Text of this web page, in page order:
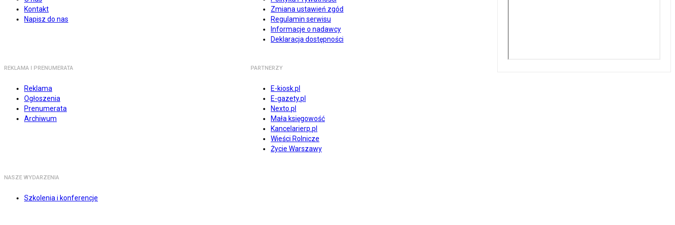
Kontakt
Napisz do nas
Zmiana ustawień zgód
Regulamin serwisu
Informacje o nadawcy
Deklaracja dostępności
REKLAMA I PRENUMERATA
Reklama
Ogłoszenia
Prenumerata
Archiwum
PARTNERZY
E-kiosk.pl
E-gazety.pl
Nexto.pl
Mała księgowość
Kancelarierp.pl
Wieści Rolnicze
Życie Warszawy
NASZE WYDARZENIA
Szkolenia i konferencje